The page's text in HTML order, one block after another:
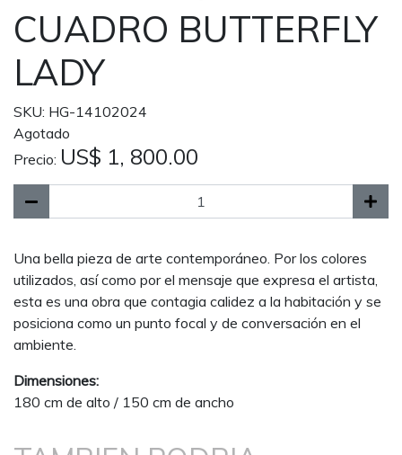
CUADRO BUTTERFLY
LADY
SKU: HG-14102024
Agotado
Precio: US$ 1, 800.00
Una bella pieza de arte contemporáneo. Por los colores
utilizados, así como por el mensaje que expresa el artista,
esta es una obra que contagia calidez a la habitación y se
posiciona como un punto focal y de conversación en el
ambiente.
Dimensiones:
180 cm de alto / 150 cm de ancho